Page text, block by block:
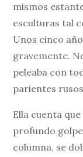
mismos
esculturas tal
Unos cinco
gravemente.
peleaba con
parientes
Ella cuenta
profundo
columna, se